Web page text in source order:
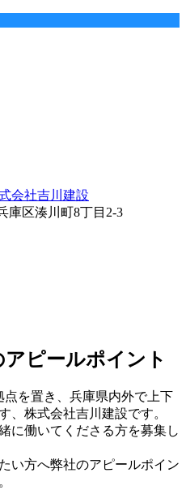
ピールポイント
を置き、兵庫県内外で上下
、株式会社吉川建設です。
に働いてくださる方を募集し
い方へ弊社のアピールポイン